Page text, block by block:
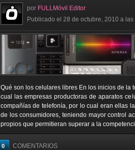
por FULLMóvil Editor
Publicado el 28 de octubre, 2010 a las
Qué son los celulares libres En los inicios de la
cual las empresas productoras de aparatos
compañías de telefonía, por lo cual eran ellas
de los consumidores, teniendo mayor control
propios que permitieran superar a la
0 COMENTARIOS